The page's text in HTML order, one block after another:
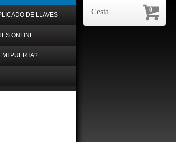
DE LLAVES
ONLINE
MI PUERTA?
0
Cesta